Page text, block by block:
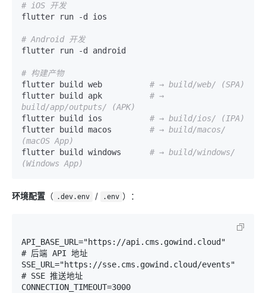
# iOS 开发
flutter run -d ios
# Android 开发
flutter run -d android
# 构建产物
flutter build web # → build/web/ (SPA)
flutter build apk # →
build/app/outputs/ (APK)
flutter build ios # → build/ios/ (IPA)
flutter build macos # → build/macos/
(macOS App)
flutter build windows # → build/windows/
(Windows App)
环境配置 （ .dev.env / .env ）：
API_BASE_URL="https://api.cms.gowind.cloud"
# 后端 API 地址
SSE_URL="https://sse.cms.gowind.cloud/events"
# SSE 推送地址
CONNECTION_TIMEOUT=3000